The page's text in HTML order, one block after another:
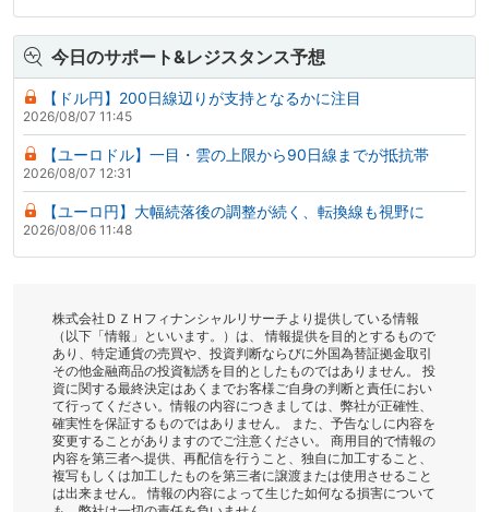
今日のサポート&レジスタンス予想
【ドル円】200日線辺りが支持となるかに注目
2026/08/07 11:45
【ユーロドル】一目・雲の上限から90日線までが抵抗帯
2026/08/07 12:31
【ユーロ円】大幅続落後の調整が続く、転換線も視野に
2026/08/06 11:48
株式会社ＤＺＨフィナンシャルリサーチより提供している情報
（以下「情報」といいます。）は、 情報提供を目的とするもので
あり、特定通貨の売買や、投資判断ならびに外国為替証拠金取引
その他金融商品の投資勧誘を目的としたものではありません。 投
資に関する最終決定はあくまでお客様ご自身の判断と責任におい
て行ってください。情報の内容につきましては、弊社が正確性、
確実性を保証するものではありません。 また、予告なしに内容を
変更することがありますのでご注意ください。 商用目的で情報の
内容を第三者へ提供、再配信を行うこと、独自に加工すること、
複写もしくは加工したものを第三者に譲渡または使用させること
は出来ません。 情報の内容によって生じた如何なる損害について